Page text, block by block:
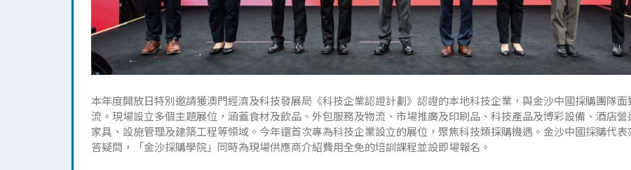
本年度開放日特別邀請獲澳門經濟及科技發展局《科技企業認證計劃》認證的本地科技企業，與金沙中國採購團隊面
流。現場設立多個主題展位，涵蓋食材及飲品、外包服務及物流、市場推廣及印刷品、科技產品及博彩設備、酒店營
家具、設施管理及建築工程等領域。今年還首次專為科技企業設立的展位，聚焦科技類採購機遇。金沙中國採購代表
答疑問，「金沙採購學院」同時為現場供應商介紹費用全免的培訓課程並設即場報名。